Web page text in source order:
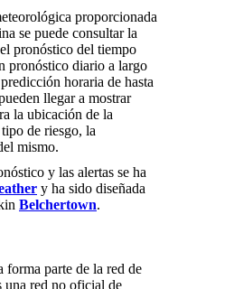
proporcionada
se puede consultar la
pronóstico del tiempo
pronóstico diario a largo
horaria de hasta
llegar a mostrar
la ubicación de la
de riesgo, la
mismo.
y las alertas se ha
y ha sido diseñada
Belchertown.
forma parte de la red de
una red no oficial de